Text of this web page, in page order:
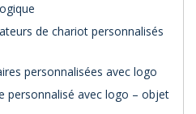
de chariot personnalisés
personnalisées avec logo
personnalisé avec logo – objet